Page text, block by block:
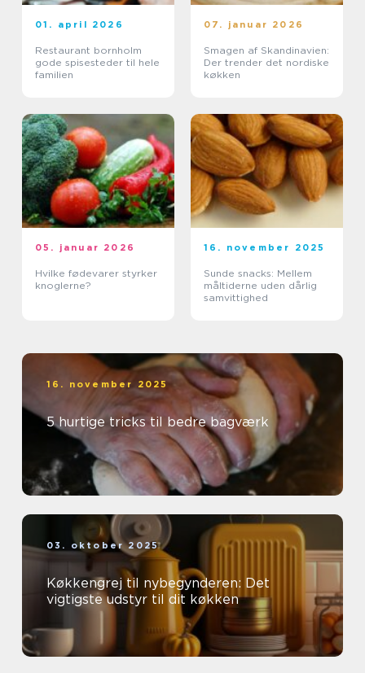
01. april 2026
Restaurant bornholm
gode spisesteder til hele
familien
07. januar 2026
Smagen af Skandinavien:
Der trender det nordiske
køkken
05. januar 2026
Hvilke fødevarer styrker
knoglerne?
16. november 2025
Sunde snacks: Mellem
måltiderne uden dårlig
samvittighed
16. november 2025
5 hurtige tricks til bedre bagværk
03. oktober 2025
Køkkengrej til nybegynderen: Det
vigtigste udstyr til dit køkken